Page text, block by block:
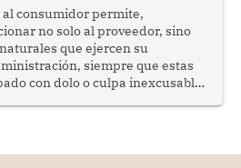
consumidor permite,
no solo al proveedor, sino
que ejercen su
siempre que estas
con dolo o culpa inexcusable
de un meet and greet con